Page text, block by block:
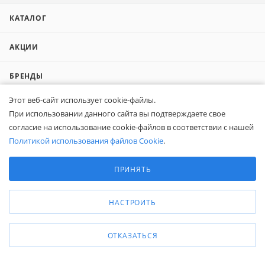
КАТАЛОГ
АКЦИИ
БРЕНДЫ
КОНТАКТЫ
КОМПАНИЯМ
ПОКУПАТЕЛЯМ
Этот веб-сайт использует cookie-файлы.
При использовании данного сайта вы подтверждаете свое
согласие на использование cookie-файлов в соответствии с нашей
Политикой использования файлов Cookie.
Аналитические/Функциональные
ПРИНЯТЬ
НАСТРОИТЬ
ОТКАЗАТЬСЯ